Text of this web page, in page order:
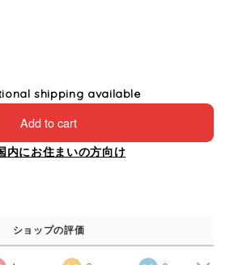
shipping available
Add to cart
内にお住まいの方向け
ショップの評価